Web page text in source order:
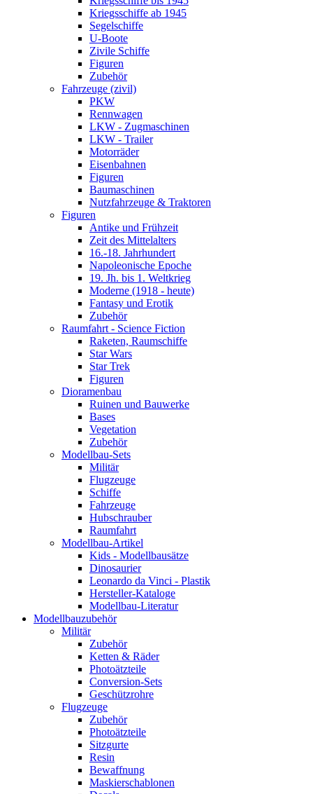
Kriegsschiffe ab 1945
Segelschiffe
U-Boote
Zivile Schiffe
Figuren
Zubehör
Fahrzeuge (zivil)
PKW
Rennwagen
LKW - Zugmaschinen
LKW - Trailer
Motorräder
Eisenbahnen
Figuren
Baumaschinen
Nutzfahrzeuge & Traktoren
Figuren
Antike und Frühzeit
Zeit des Mittelalters
16.-18. Jahrhundert
Napoleonische Epoche
19. Jh. bis 1. Weltkrieg
Moderne (1918 - heute)
Fantasy und Erotik
Zubehör
Raumfahrt - Science Fiction
Raketen, Raumschiffe
Star Wars
Star Trek
Figuren
Dioramenbau
Ruinen und Bauwerke
Bases
Vegetation
Zubehör
Modellbau-Sets
Militär
Flugzeuge
Schiffe
Fahrzeuge
Hubschrauber
Raumfahrt
Modellbau-Artikel
Kids - Modellbausätze
Dinosaurier
Leonardo da Vinci - Plastik
Hersteller-Kataloge
Modellbau-Literatur
Modellbauzubehör
Militär
Zubehör
Ketten & Räder
Photoätzteile
Conversion-Sets
Geschützrohre
Flugzeuge
Zubehör
Photoätzteile
Sitzgurte
Resin
Bewaffnung
Maskierschablonen